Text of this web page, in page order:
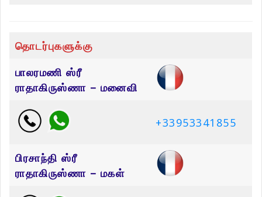
தொடர்புகளுக்கு
பாலரமணி ஸ்ரீ
ராதாகிருஸ்ணா – மனைவி
+33953341855
பிரசாந்தி ஸ்ரீ
ராதாகிருஸ்ணா – மகள்